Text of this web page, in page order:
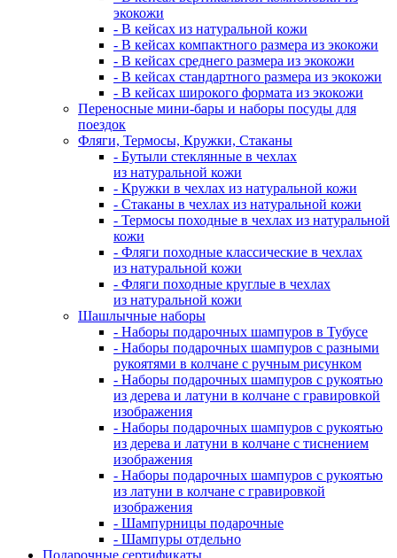
экокожи
- В кейсах из натуральной кожи
- В кейсах компактного размера из экокожи
- В кейсах среднего размера из экокожи
- В кейсах стандартного размера из экокожи
- В кейсах широкого формата из экокожи
Переносные мини-бары и наборы посуды для
поездок
Фляги, Термосы, Кружки, Стаканы
- Бутыли стеклянные в чехлах
из натуральной кожи
- Кружки в чехлах из натуральной кожи
- Стаканы в чехлах из натуральной кожи
- Термосы походные в чехлах из натуральной
кожи
- Фляги походные классические в чехлах
из натуральной кожи
- Фляги походные круглые в чехлах
из натуральной кожи
Шашлычные наборы
- Наборы подарочных шампуров в Тубусе
- Наборы подарочных шампуров с разными
рукоятями в колчане с ручным рисунком
- Наборы подарочных шампуров с рукоятью
из дерева и латуни в колчане с гравировкой
изображения
- Наборы подарочных шампуров с рукоятью
из дерева и латуни в колчане с тиснением
изображения
- Наборы подарочных шампуров с рукоятью
из латуни в колчане с гравировкой
изображения
- Шампурницы подарочные
- Шампуры отдельно
Подарочные сертификаты